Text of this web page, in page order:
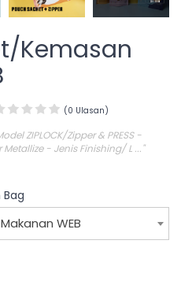
Kemasan
(0 Ulasan)
ZIPLOCK/Zipper & PRESS -
- Jenis Finishing/ L ..."
WEB